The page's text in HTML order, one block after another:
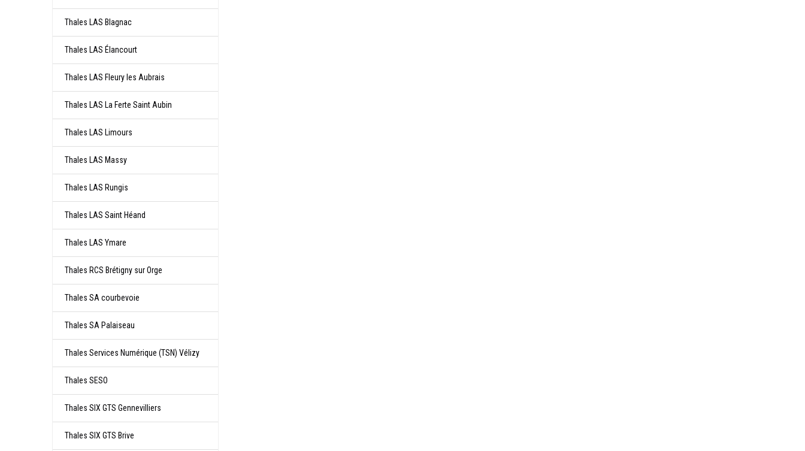
Thales LAS Blagnac
Thales LAS Élancourt
Thales LAS Fleury les Aubrais
Thales LAS La Ferte Saint Aubin
Thales LAS Limours
Thales LAS Massy
Thales LAS Rungis
Thales LAS Saint Héand
Thales LAS Ymare
Thales RCS Brétigny sur Orge
Thales SA courbevoie
Thales SA Palaiseau
Thales Services Numérique (TSN) Vélizy
Thales SESO
Thales SIX GTS Gennevilliers
Thales SIX GTS Brive